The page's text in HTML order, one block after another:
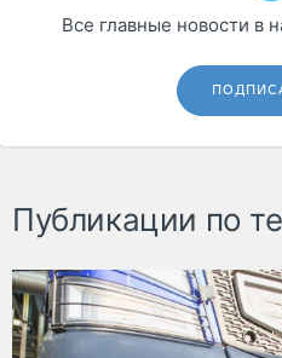
Все главные новости в
Публикации по